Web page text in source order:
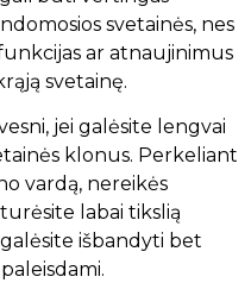
svetainės, nes
ar atnaujinimus
svetainę.
jei galėsite lengvai
klonus. Perkeliant
vardą, nereikės
labai tikslią
išbandyti bet